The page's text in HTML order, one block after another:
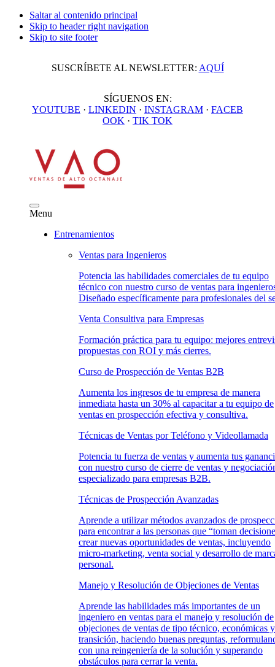
Saltar al contenido principal
Skip to header right navigation
Skip to site footer
SUSCRÍBETE AL NEWSLETTER: AQUÍ
SÍGUENOS EN:
YOUTUBE · LINKEDIN · INSTAGRAM · FACEB
OOK · TIK TOK
Ventas
de
Octanaje
Menu
Menu
Entrenamientos
Ventas para Ingenieros
Potencia las habilidades comerciales de tu equipo
técnico con nuestro curso de ventas para
Diseñado específicamente para profesionales del
Venta Consultiva para Empresas
Formación práctica para tu equipo: mejores
propuestas con ROI y más cierres.
Curso de Prospección de Ventas B2B
Aumenta los ingresos de tu empresa de manera
inmediata hasta un 30% al capacitar a tu equipo de
ventas en prospección efectiva y consultiva.
Técnicas de Ventas por Teléfono y Videollamada
Potencia tu fuerza de ventas y aumenta tus
con nuestro curso de cierre de ventas y
especializado para empresas B2B.
Técnicas de Prospección Avanzadas
Aprende a utilizar métodos avanzados de
para encontrar a las personas que “toman
crear nuevas oportunidades de ventas, incluyendo
micro-marketing, venta social y desarrollo de
personal.
Manejo y Resolución de Objeciones de Ventas
Aprende las habilidades más importantes de un
ingeniero en ventas para el manejo y resolución de
objeciones de ventas de tipo técnico, económicas
transición, haciendo buenas preguntas,
con una reingeniería de la solución y superando
obstáculos para cerrar la venta.